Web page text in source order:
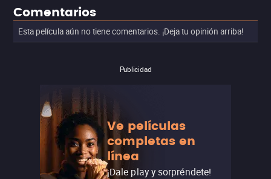
Comentarios
Esta película aún no tiene comentarios. ¡Deja tu opinión arriba!
Publicidad
Ve películas
completas en
línea
¡Dale play y sorpréndete!